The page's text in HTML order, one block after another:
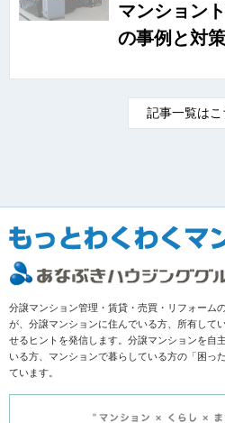
マンション
の事例と対策
記事一覧はこ
分譲マンション管理・賃貸・売買・リフォーム
が、分譲マンションに住んでいる方、所有して
せるヒントを発信します。分譲マンションを自
いる方、マンションで暮らしている方の「困っ
ています。